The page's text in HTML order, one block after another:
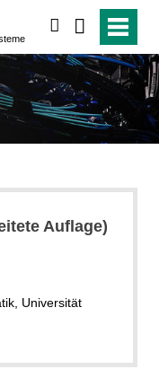
Auflage)
Universität